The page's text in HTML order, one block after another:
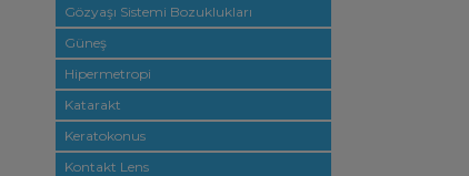
Gözyaşı Sistemi Bozuklukları
Güneş
Hipermetropi
Katarakt
Keratokonus
Kontakt Lens